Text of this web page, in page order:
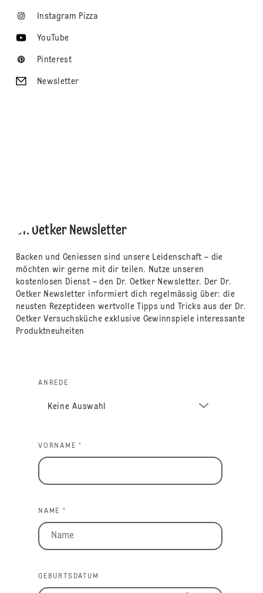
Instagram Pizza
YouTube
Pinterest
Newsletter
Dr. Oetker Newsletter
Backen und Geniessen sind unsere Leidenschaft – die
möchten wir gerne mit dir teilen. Nutze unseren
kostenlosen Dienst – den Dr. Oetker Newsletter. Der Dr.
Oetker Newsletter informiert dich regelmässig über: die
neusten Rezeptideen wertvolle Tipps und Tricks aus der Dr.
Oetker Versuchsküche exklusive Gewinnspiele interessante
Produktneuheiten
ANREDE
VORNAME *
NAME *
GEBURTSDATUM